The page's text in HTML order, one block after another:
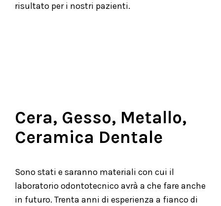
risultato per i nostri pazienti.
Cera, Gesso, Metallo,
Ceramica Dentale
Sono stati e saranno materiali con cui il
laboratorio odontotecnico avrà a che fare anche
in futuro. Trenta anni di esperienza a fianco di